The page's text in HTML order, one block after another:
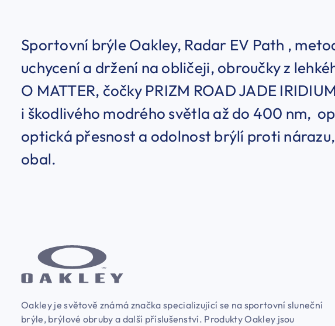
Sportovní brýle Oakley, Radar EV Path ,
uchycení a držení na obličeji, obroučky z
O MATTER, čočky PRIZM ROAD JADE
i škodlivého modrého světla až do 400 nm,
optická přesnost a odolnost brýlí proti
obal.
Oakley je světově známá značka specializující se na sportovní sluneční
brýle, brýlové obruby a další příslušenství. Produkty Oakley jsou